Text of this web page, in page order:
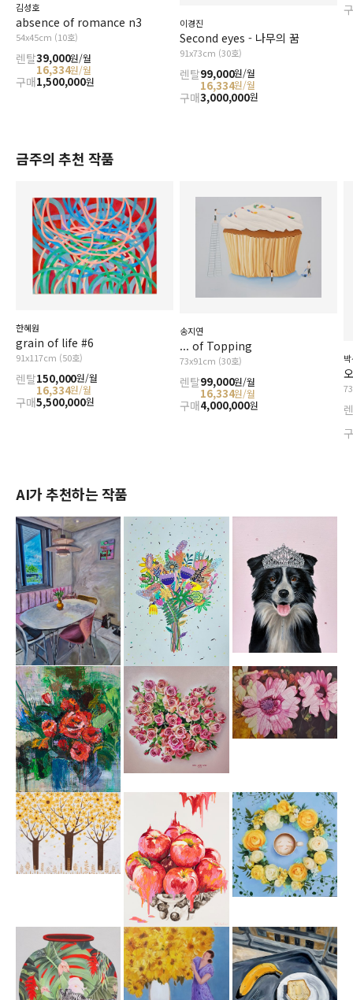
김성호
absence of romance n3
54x45cm (10호)
렌탈39,000원/월
16,334원/월
구매1,500,000원
이경진
Second eyes - 나무의 꿈
91x73cm (30호)
렌탈99,000원/월
16,334원/월
구매3,000,000원
금주의 추천 작품
한혜원
grain of life #6
91x117cm (50호)
렌탈150,000원/월
16,334원/월
구매5,500,000원
송지연
... of Topping
73x91cm (30호)
렌탈99,000원/월
16,334원/월
구매4,000,000원
AI가 추천하는 작품